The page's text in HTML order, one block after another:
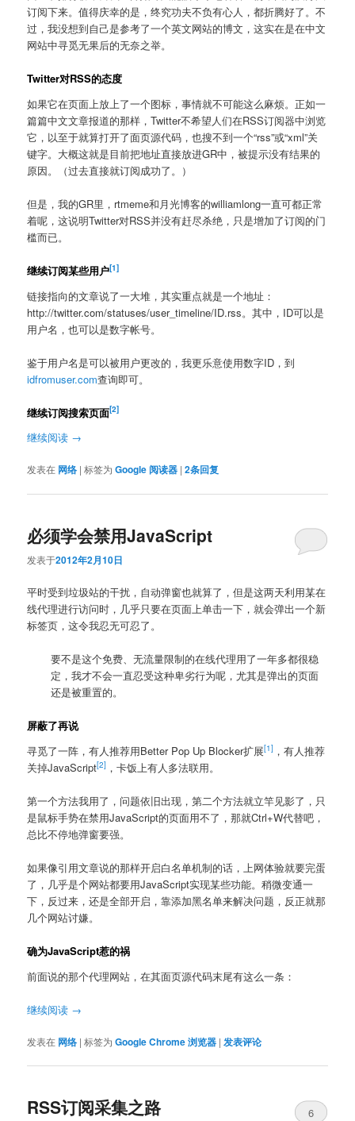
订阅下来。值得庆幸的是，终究功夫不负有心人，都折腾好了。不
过，我没想到自己是参考了一个英文网站的博文，这实在是在中文
网站中寻觅无果后的无奈之举。
Twitter对RSS的态度
如果它在页面上放上了一个图标，事情就不可能这么麻烦。正如一
篇篇中文文章报道的那样，Twitter不希望人们在RSS订阅器中浏览
它，以至于就算打开了面页源代码，也搜不到一个“rss”或“xml”关
键字。大概这就是目前把地址直接放进GR中，被提示没有结果的
原因。（过去直接就订阅成功了。）
但是，我的GR里，rtmeme和月光博客的williamlong一直可都正常
着呢，这说明Twitter对RSS并没有赶尽杀绝，只是增加了订阅的门
槛而已。
继续订阅某些用户[1]
链接指向的文章说了一大堆，其实重点就是一个地址：
http://twitter.com/statuses/user_timeline/ID.rss。其中，ID可以是
用户名，也可以是数字帐号。
鉴于用户名是可以被用户更改的，我更乐意使用数字ID，到
idfromuser.com查询即可。
继续订阅搜索页面[2]
继续阅读 →
发表在 网络 |标签为 Google 阅读器 |2条回复
必须学会禁用JavaScript
发表于2012年2月10日
平时受到垃圾站的干扰，自动弹窗也就算了，但是这两天利用某在
线代理进行访问时，几乎只要在页面上单击一下，就会弹出一个新
标签页，这令我忍无可忍了。
要不是这个免费、无流量限制的在线代理用了一年多都很稳
定，我才不会一直忍受这种卑劣行为呢，尤其是弹出的页面
还是被重置的。
屏蔽了再说
寻觅了一阵，有人推荐用Better Pop Up Blocker扩展[1] ，有人推荐
关掉JavaScript[2] ，卡饭上有人多法联用。
第一个方法我用了，问题依旧出现，第二个方法就立竿见影了，只
是鼠标手势在禁用JavaScript的页面用不了，那就Ctrl+W代替吧，
总比不停地弹窗要强。
如果像引用文章说的那样开启白名单机制的话，上网体验就要完蛋
了，几乎是个网站都要用JavaScript实现某些功能。稍微变通一
下，反过来，还是全部开启，靠添加黑名单来解决问题，反正就那
几个网站讨嫌。
确为JavaScript惹的祸
前面说的那个代理网站，在其面页源代码末尾有这么一条：
继续阅读 →
发表在 网络 |标签为 Google Chrome 浏览器 | 发表评论
RSS订阅采集之路 6